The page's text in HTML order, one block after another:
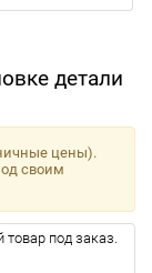
детали
цены).
своим
под заказ.